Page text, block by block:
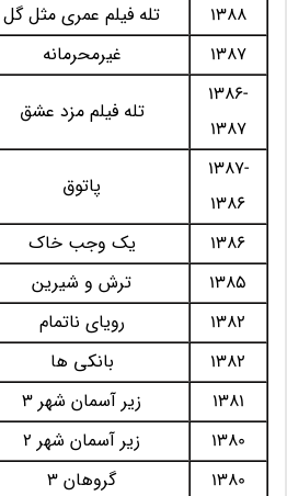
1388
تله فیلم عمری مثل گل
1387
غیرمحرمانه
1386-
1387
تله فیلم مزد عشق
1387-
1386
پاتوق
1386 یک وجب خاک
1385
ترش و شیرین
1382
رویای ناتمام
1382
بانکی ها
1381
زیر آسمان شهر 3
1380
زیر آسمان شهر 2
1380
گروهان 3